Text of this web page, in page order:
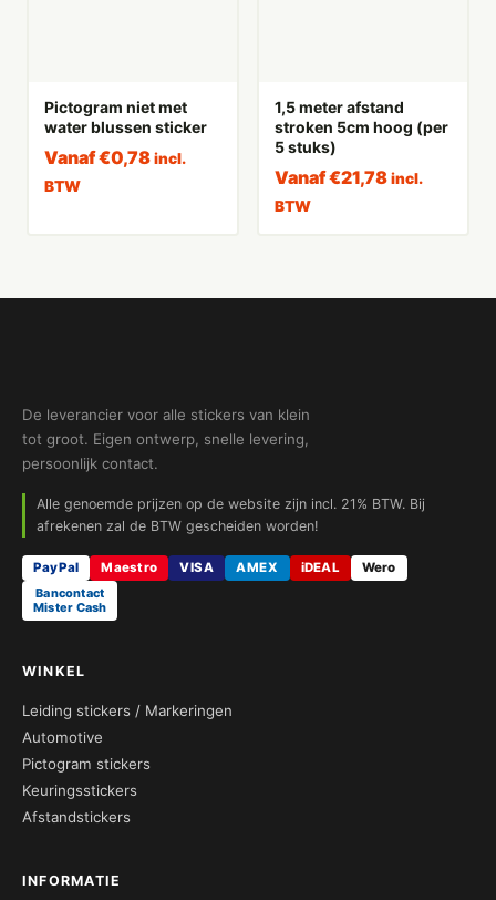
Pictogram niet met
water blussen sticker
Vanaf€0,78 incl.
BTW
1,5 meter afstand
stroken 5cm hoog (per
5 stuks)
Vanaf€21,78 incl.
BTW
De leverancier voor alle stickers van klein
tot groot. Eigen ontwerp, snelle levering,
persoonlijk contact.
Alle genoemde prijzen op de website zijn incl. 21% BTW. Bij
afrekenen zal de BTW gescheiden worden!
PayPal Maestro VISA AMEX iDEAL
Wero
Bancontact
Mister Cash
WINKEL
Leiding stickers / Markeringen
Automotive
Pictogram stickers
Keuringsstickers
Afstandstickers
INFORMATIE